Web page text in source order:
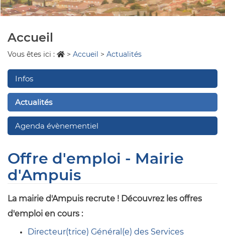
Accueil
Vous êtes ici : > Accueil > Actualités
Infos
Actualités
Agenda évènementiel
Offre d'emploi - Mairie
d'Ampuis
La mairie d'Ampuis recrute ! Découvrez les offres
d'emploi en cours :
Directeur(trice) Général(e) des Services